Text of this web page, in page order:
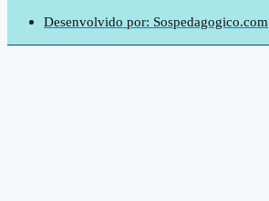
Desenvolvido por: Sospedagogico.com